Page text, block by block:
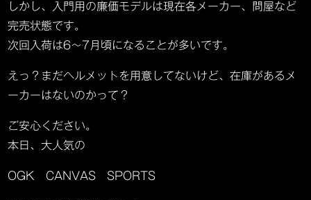
しかし、入門用の廉価モデルは現在各メーカー、問屋など
完売状態です。
次回入荷は6～7月頃になることが多いです。
えっ？まだヘルメットを用意してないけど、在庫があるメ
ーカーはないのかって？
ご安心ください。
本日、大人気の
OGK CANVAS SPORTS